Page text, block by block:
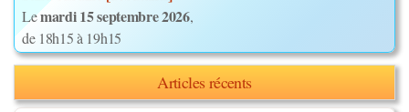
Lemardi 15 septembre 2026,
de 18h15 à 19h15
Articles récents